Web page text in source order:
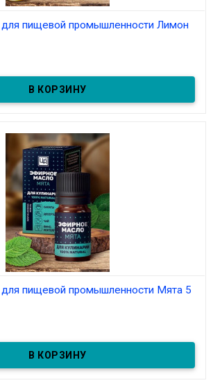
пищевой промышленности Лимон
пищевой промышленности Лимон 5 мл
пищевой промышленности Мята 5
пищевой промышленности Мята 5 мл